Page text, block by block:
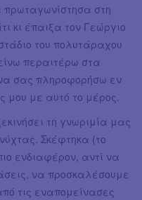
πρωταγωνίστησα στη
κι έπαιξα τον Γεώργιο
του πολυτάραχου
περαιτέρω στα
σας πληροφορήσω εν
μου με αυτό το μέρος.
τη γνωριμία μας
Σκέφτηκα (το
ενδιαφέρον, αντί να
να προσκαλέσουμε
τις εναπομείνασες